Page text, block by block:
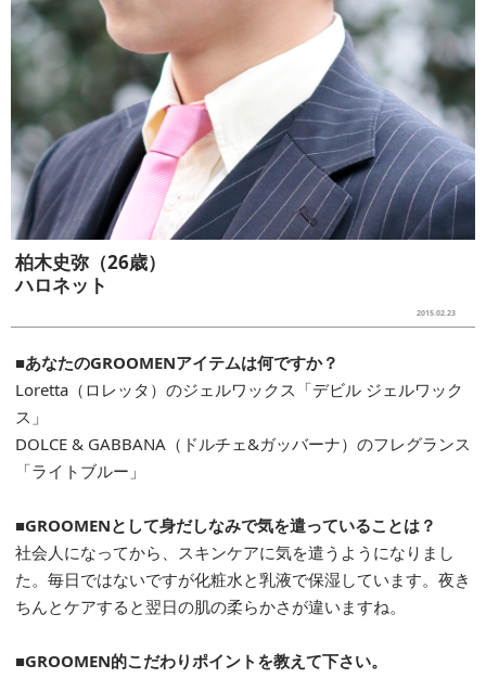
柏木史弥（26歳）
ハロネット
2015.02.23
■あなたのGROOMENアイテムは何ですか？
Loretta（ロレッタ）のジェルワックス「デビル ジェルワック
ス」
DOLCE & GABBANA（ドルチェ&ガッバーナ）のフレグランス
「ライトブルー」
■GROOMENとして身だしなみで気を遣っていることは？
社会人になってから、スキンケアに気を遣うようになりまし
た。毎日ではないですが化粧水と乳液で保湿しています。夜き
ちんとケアすると翌日の肌の柔らかさが違いますね。
■GROOMEN的こだわりポイントを教えて下さい。